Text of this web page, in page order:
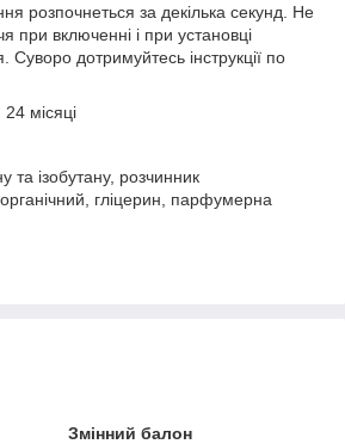
розпочнеться за декілька секунд. Не
при включенні і при установці
Суворо дотримуйтесь інструкції по
24 місяці
та ізобутану, розчинник
гліцерин, парфумерна
Змінний балон